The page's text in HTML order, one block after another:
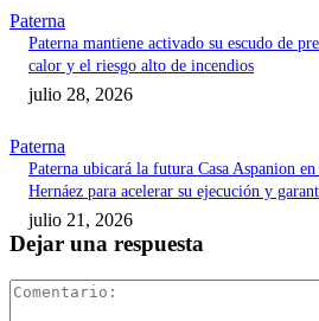
Paterna
Paterna mantiene activado su escudo de
calor y el riesgo alto de incendios
julio 28, 2026
Paterna
Paterna ubicará la futura Casa Aspanion
Hernáez para acelerar su ejecución y
julio 21, 2026
Dejar una respuesta